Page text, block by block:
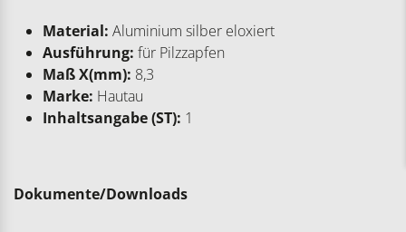
Material: Aluminium silber eloxiert
Ausführung: für Pilzzapfen
Maß X(mm): 8,3
Marke: Hautau
Inhaltsangabe (ST): 1
Dokumente/Downloads